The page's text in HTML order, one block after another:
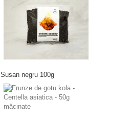
Susan negru 100g